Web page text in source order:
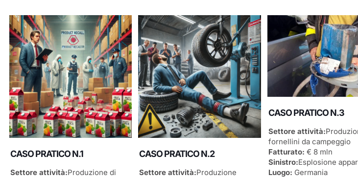
CASO PRATICO N.1
Settore attività:Produzione di
CASO PRATICO N.2
Settore attività:Produzione
CASO PRATICO N.3
Settore attività:
fornellini da campeggio
Fatturato: € 8 mln
Sinistro:Esplosione
Luogo: Germania